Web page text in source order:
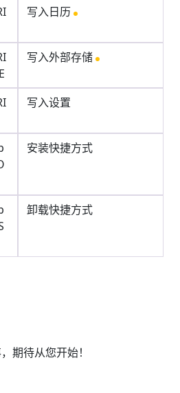
写入日历
写入外部存储
写入设置
安装快捷方式
卸载快捷方式
期待从您开始！